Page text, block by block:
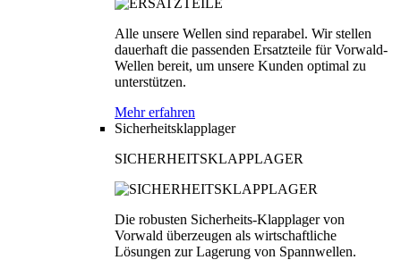
Alle unsere Wellen sind reparabel. Wir stellen
dauerhaft die passenden Ersatzteile für Vorwald-
Wellen bereit, um unsere Kunden optimal zu
unterstützen.
Mehr erfahren
Sicherheitsklapplager
SICHERHEITSKLAPPLAGER
Die robusten Sicherheits-Klapplager von
Vorwald überzeugen als wirtschaftliche
Lösungen zur Lagerung von Spannwellen.